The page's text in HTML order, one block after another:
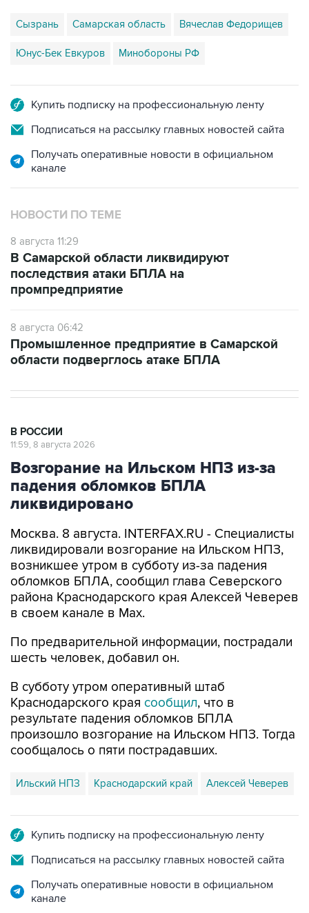
Сызрань Самарская область Вячеслав Федорищев
Юнус-Бек Евкуров Минобороны РФ
Купить подписку на профессиональную ленту
Подписаться на рассылку главных новостей сайта
Получать оперативные новости в официальном
канале
НОВОСТИ ПО ТЕМЕ
8 августа 11:29
В Самарской области ликвидируют
последствия атаки БПЛА на
промпредприятие
8 августа 06:42
Промышленное предприятие в Самарской
области подверглось атаке БПЛА
В РОССИИ
11:59, 8 августа 2026
Возгорание на Ильском НПЗ из-за
падения обломков БПЛА
ликвидировано
Москва. 8 августа. INTERFAX.RU - Специалисты
ликвидировали возгорание на Ильском НПЗ,
возникшее утром в субботу из-за падения
обломков БПЛА, сообщил глава Северского
района Краснодарского края Алексей Чеверев
в своем канале в Max.
По предварительной информации, пострадали
шесть человек, добавил он.
В субботу утром оперативный штаб
Краснодарского края сообщил, что в
результате падения обломков БПЛА
произошло возгорание на Ильском НПЗ. Тогда
сообщалось о пяти пострадавших.
Ильский НПЗ Краснодарский край Алексей Чеверев
Купить подписку на профессиональную ленту
Подписаться на рассылку главных новостей сайта
Получать оперативные новости в официальном
канале